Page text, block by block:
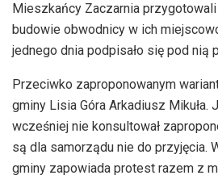
Mieszkańcy Zaczarnia
budowie obwodnicy w ich
jednego dnia podpisało się pod nią
Przeciwko zaproponowanym
gminy Lisia Góra Arkadiusz Mikuła.
wcześniej nie konsultował
są dla samorządu nie do przyjęcia.
gminy zapowiada protest razem z